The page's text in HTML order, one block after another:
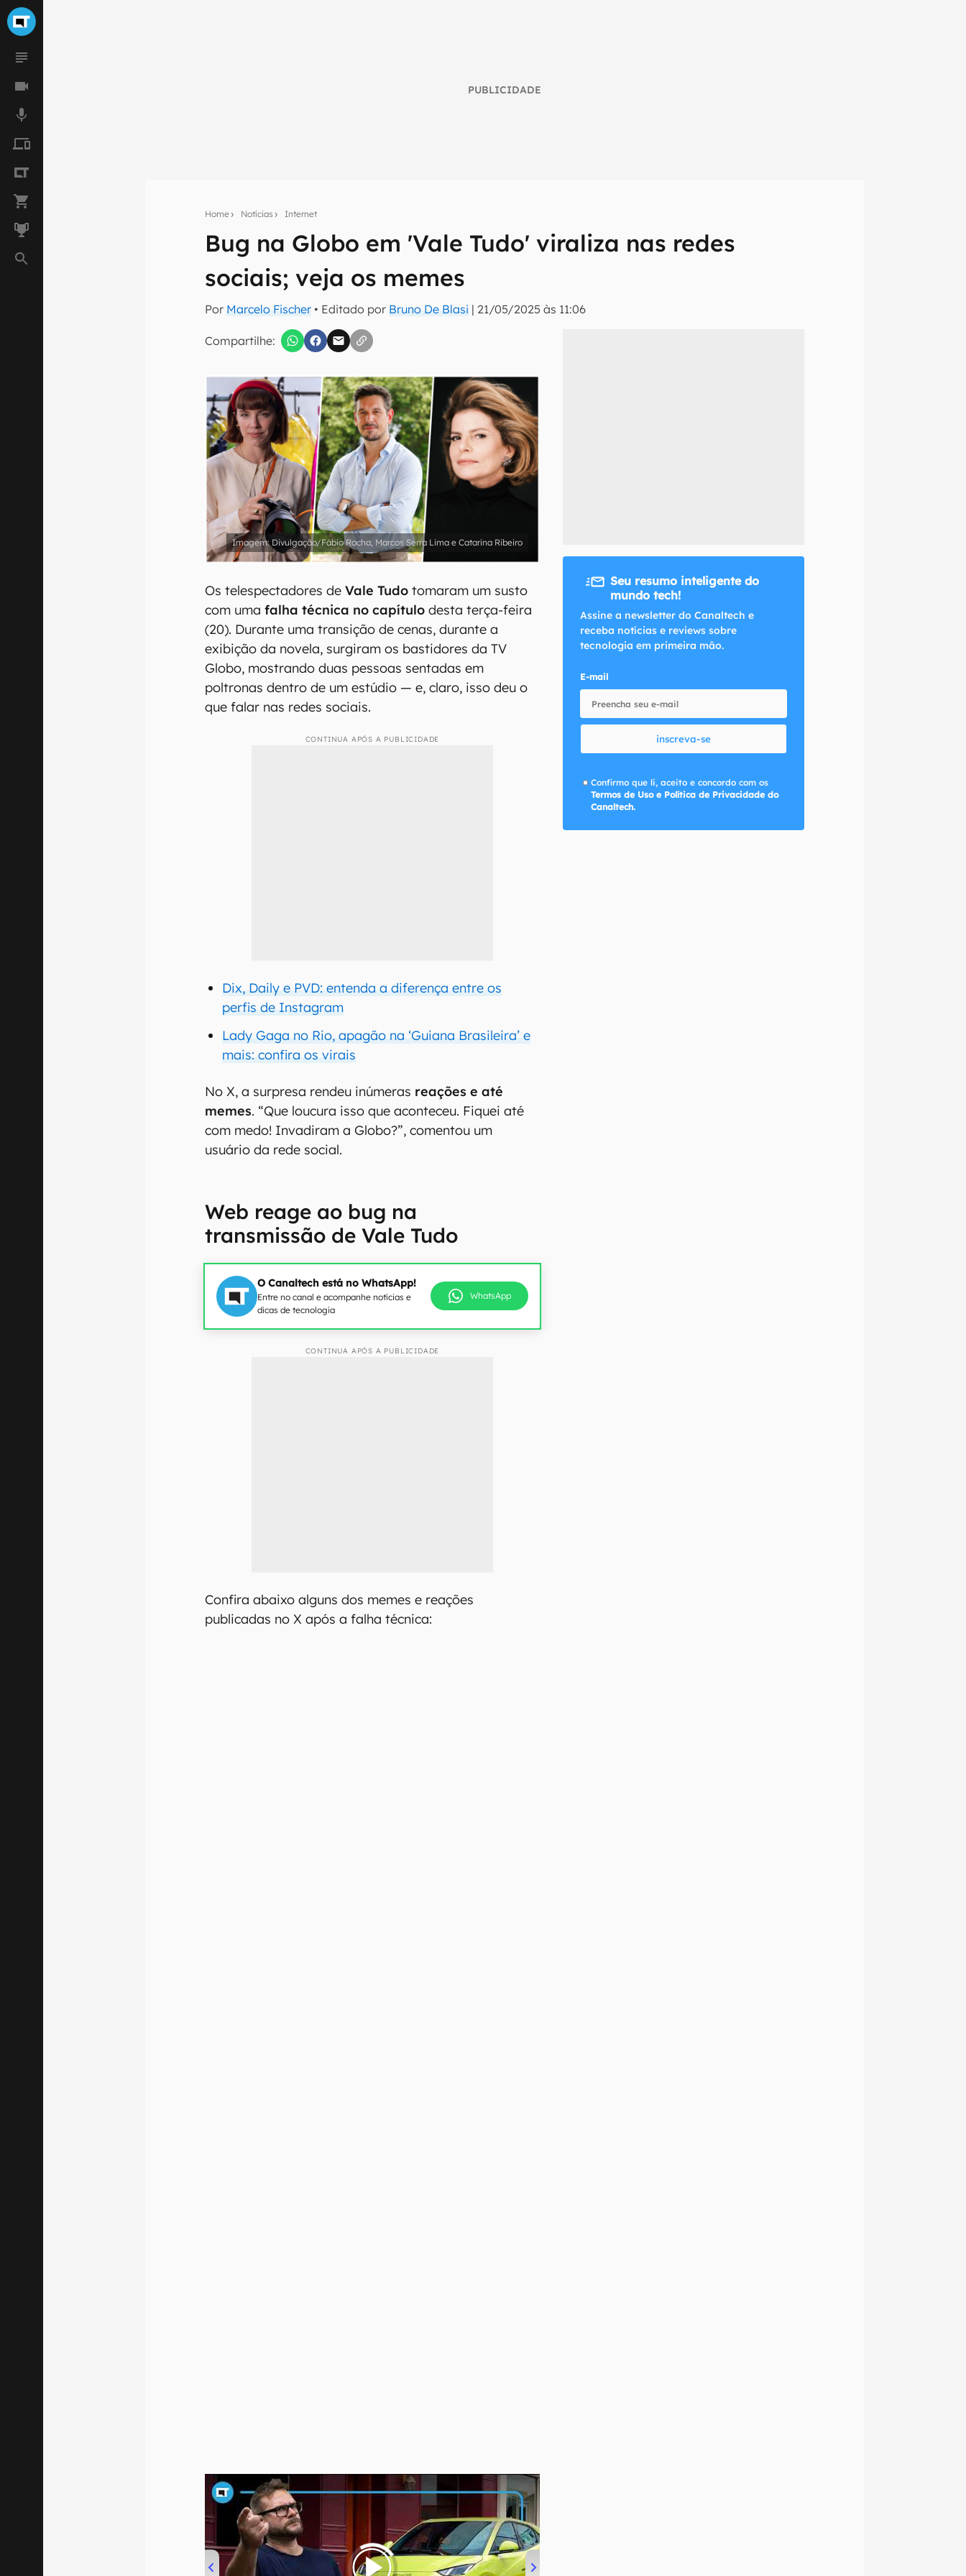
PUBLICIDADE
Home Notícias Internet
Bug na Globo em 'Vale Tudo' viraliza nas redes
sociais; veja os memes
Por Marcelo Fischer • Editado por Bruno De Blasi | 21/05/2025 às 11:06
Compartilhe:
Assine a newsletter do Canaltech e receba notícias e reviews sobre tecnologia em primeira
inscreva-se
Confirmo que li, aceito e concordo com os Termos de Uso e Política de Privacidade do Canaltech.
Divulgação/Fábio Rocha, Marcos Serra Lima e Catarina Ribeiro
Os telespectadores deVale Tudotomaram um susto
com uma falha técnica no capítulo desta terça-feira
(20). Durante uma transição de cenas, durante a
exibição da novela, surgiram os bastidores da TV
Globo, mostrando duas pessoas sentadas em
poltronas dentro de um estúdio — e, claro, isso deu o
que falar nas redes sociais.
CONTINUA APÓS A PUBLICIDADE
Dix, Daily e PVD: entenda a diferença entre os
perfis de Instagram
Lady Gaga no Rio, apagão na ‘Guiana Brasileira’ e
mais: confira os virais
No X, a surpresa rendeu inúmeras reações e até
memes. “Que loucura isso que aconteceu. Fiquei até
com medo! Invadiram a Globo?”, comentou um
usuário da rede social.
Web reage ao bug na
transmissão de Vale Tudo
O Canaltech está no WhatsApp!
Entre no canal e acompanhe notícias e
dicas de tecnologia
WhatsApp
CONTINUA APÓS A PUBLICIDADE
Confira abaixo alguns dos memes e reações
publicadas no X após a falha técnica:
Seu resumo inteligente do
mundo tech!
Assine a newsletter do Canaltech e
receba notícias e reviews sobre
tecnologia em primeira mão.
E-mail
inscreva-se
Confirmo que li, aceito e concordo com os
Termos de Uso e Política de Privacidade do
Canaltech.